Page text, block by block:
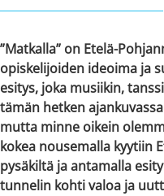
”Matkalla” on Etelä-
opiskelijoiden ideoima ja
esitys, joka musiikin,
tämän hetken
mutta minne oikein
kokea nousemalla kyytiin
pysäkiltä ja antamalla
tunnelin kohti valoa ja